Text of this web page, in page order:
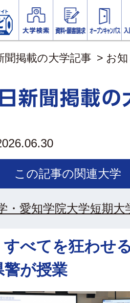
聞掲載の大学記事 > お
この記事の関連大学
・愛知学院大学短期大
べてを狂わせ
警が授業